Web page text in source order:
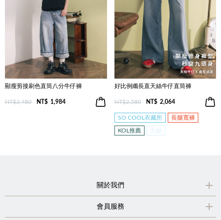
顯瘦剪接刷色直筒八分牛仔褲
NT$2,480 NT$ 1,984
好比例纖長直天絲牛仔直筒褲
NT$2,580 NT$ 2,064
SO COOL衣藏所 長腿寬褲
KOL推薦 天絲
關於我們
會員服務